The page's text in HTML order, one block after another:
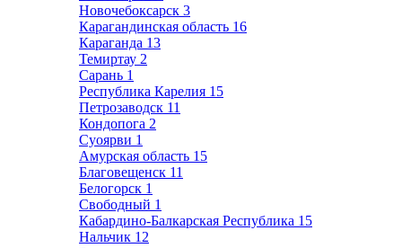
Новочебоксарск 3
Карагандинская область 16
Караганда 13
Темиртау 2
Сарань 1
Республика Карелия 15
Петрозаводск 11
Кондопога 2
Суоярви 1
Амурская область 15
Благовещенск 11
Белогорск 1
Свободный 1
Кабардино-Балкарская Республика 15
Нальчик 12